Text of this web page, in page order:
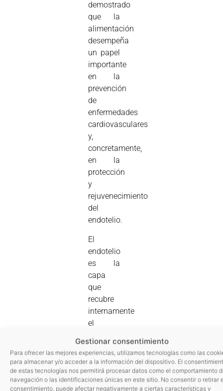
Gestionar consentimiento
Para ofrecer las mejores experiencias, utilizamos tecnologías como las
para almacenar y/o acceder a la información del dispositivo. El
de estas tecnologías nos permitirá procesar datos como el comportamiento
navegación o las identificaciones únicas en este sitio. No consentir o retirar
consentimiento, puede afectar negativamente a ciertas características y
demostrado
que la
alimentación
desempeña
un papel
importante
en la
prevención
de
enfermedades
cardiovasculares
y,
concretamente,
en la
protección
y
rejuvenecimiento
del
endotelio.
El
endotelio
es la
capa
que
recubre
internamente
el
circulatorio,
arterias
y venas.
El daño